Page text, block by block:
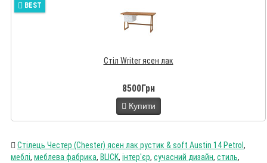
BEST
Стіл Writer ясен лак
8500Грн
Купити
Стілець Честер (Chester) ясен лак рустик & soft Austin 14 Petrol ,
меблі, меблева фабрика, BLICK, інтер'єр, сучасний дизайн, стиль,